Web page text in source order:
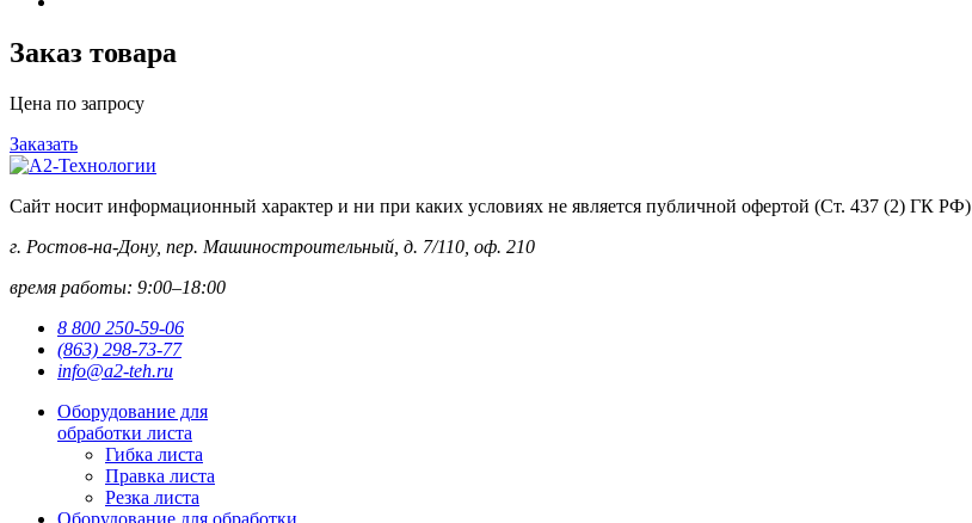
Заказ товара
Цена по запросу
Заказать
Сайт носит информационный характер и ни при каких условиях не является публичной офертой (Ст. 437 (2) ГК РФ)
г. Ростов-на-Дону, пер. Машиностроительный, д. 7/110, оф. 210
время работы: 9:00–18:00
8 800 250-59-06
(863) 298-73-77
info@a2-teh.ru
Оборудование для
обработки листа
Гибка листа
Правка листа
Резка листа